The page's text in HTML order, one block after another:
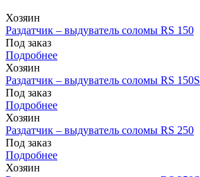
Хозяин
Раздатчик – выдуватель соломы RS 150
Под заказ
Подробнее
Хозяин
Раздатчик – выдуватель соломы RS 150S
Под заказ
Подробнее
Хозяин
Раздатчик – выдуватель соломы RS 250
Под заказ
Подробнее
Хозяин